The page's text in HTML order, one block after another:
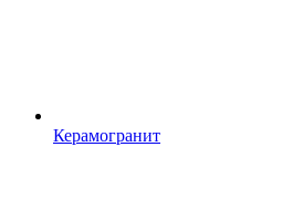
Керамогранит